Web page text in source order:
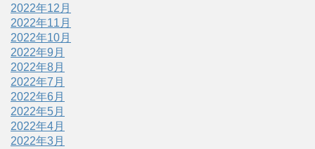
2022年12月
2022年11月
2022年10月
2022年9月
2022年8月
2022年7月
2022年6月
2022年5月
2022年4月
2022年3月